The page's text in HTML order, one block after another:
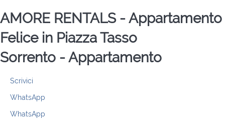
AMORE RENTALS - Appartamento
Felice in Piazza Tasso
Sorrento -Appartamento
Scrivici
WhatsApp
WhatsApp